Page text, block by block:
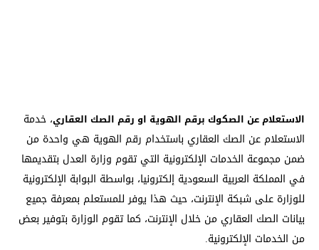
الاستعلام عن الصكوك برقم الهوية او رقم الصك العقاري، خدمة
الاستعلام عن الصك العقاري باستخدام رقم الهوية هي واحدة من
ضمن مجموعة الخدمات الإلكترونية التي تقوم وزارة العدل بتقديمها
في المملكة العربية السعودية إلكترونيا، بواسطة البوابة الإلكترونية
للوزارة على شبكة الإنترنت، حيث هذا يوفر للمستعلم بمعرفة جميع
بيانات الصك العقاري من خلال الإنترنت، كما تقوم الوزارة بتوفير بعض
من الخدمات الإلكترونية.